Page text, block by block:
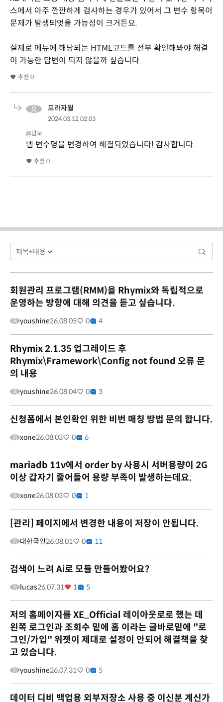
스에서 아주 깐깐하게 검사하는 경우가 있어서 그 변수 항목이
문제가 발생되엇을 가능성이 크거든요.
실제로 메뉴에 해당되는 HTML코드를 전부 확인해봐야 해결
이 가능한 답변이 되지 않을까 싶습니다.
추천 0
프라자월
2024.03.12 02:03
@람보
넵 변수명을 변경하여 해결되었습니다! 감사합니다.
추천 0
회원관리 프로그램(RMM)을 Rhymix와 독립적으로
운영하는 방향에 대해 의견을 듣고 싶습니다.
youshine26.08.05 0 4
Rhymix 2.1.35 업그레이드 후
Rhymix\Framework\Config not found 오류 문
의 내용
youshine26.08.04 0 3
신청폼에서 본인확인 위한 비번 매칭 방법 문의 합니다.
xone26.08.03 0 6
mariadb 11v에서 order by 사용시 서버용량이 2G
이상 갑자기 줄어들어 용량 부족이 발생하는데요.
xone26.08.03 0 1
[관리] 페이지에서 변경한 내용이 저장이 안됩니다.
대한국인26.08.01 0 11
검색이 느려 Ai로 모듈 만들어봤어요?
lucas26.07.31 1 5
저의 홈페이지를 XE_Official 레이아웃로로 했는 데
왼쪽 로그인과 조회수 밑에 홈 이라는 글바로밑에 "로
그인/가입" 위젯이 제대로 설정이 안되어 해결책을 찾
고 있습니다.
youshine26.07.31 0 5
데이터 디비 백업용 외부저장소 사용 중 이신분 계신가